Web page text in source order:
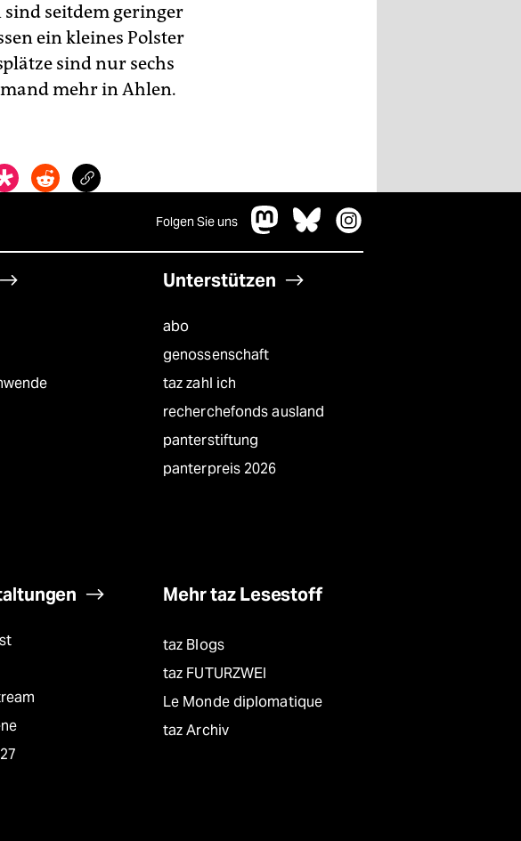
seitdem geringer
ein kleines Polster
sind nur sechs
mehr in Ahlen.
Folgen Sie uns
Unterstützen
abo
genossenschaft
taz zahl ich
recherchefonds ausland
panterstiftung
panterpreis 2026
Mehr taz Lesestoff
taz Blogs
taz FUTURZWEI
Le Monde diplomatique
taz Archiv